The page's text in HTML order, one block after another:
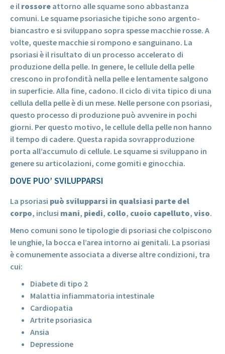
e il rossore attorno alle squame sono abbastanza
comuni. Le squame psoriasiche tipiche sono argento-
biancastro e si sviluppano sopra spesse macchie rosse. A
volte, queste macchie si rompono e sanguinano. La
psoriasi è il risultato di un processo accelerato di
produzione della pelle. In genere, le cellule della pelle
crescono in profondità nella pelle e lentamente salgono
in superficie. Alla fine, cadono. Il ciclo di vita tipico di una
cellula della pelle è di un mese. Nelle persone con psoriasi,
questo processo di produzione può avvenire in pochi
giorni. Per questo motivo, le cellule della pelle non hanno
il tempo di cadere. Questa rapida sovrapproduzione
porta all’accumulo di cellule. Le squame si sviluppano in
genere su articolazioni, come gomiti e ginocchia.
DOVE PUO’ SVILUPPARSI
La psoriasi può svilupparsi in qualsiasi parte del
corpo, inclusi mani, piedi, collo, cuoio capelluto, viso.
Meno comuni sono le tipologie di psoriasi che colpiscono
le unghie, la bocca e l’area intorno ai genitali. La psoriasi
è comunemente associata a diverse altre condizioni, tra
cui:
Diabete di tipo 2
Malattia infiammatoria intestinale
Cardiopatia
Artrite psoriasica
Ansia
Depressione